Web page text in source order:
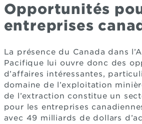
Opportunités
entreprises
La présence du Canada dans
Pacifique lui ouvre donc des
d’affaires intéressantes,
domaine de l’exploitation
de l’extraction constitue un
pour les entreprises
avec 49 milliards de dollars